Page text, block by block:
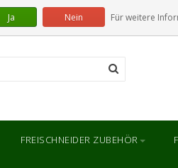
FREISCHNEIDER ZUBEHÖR
Ja Nein Für weitere